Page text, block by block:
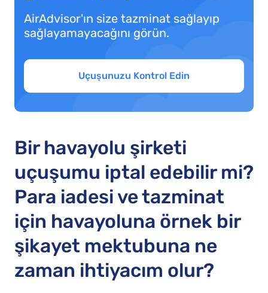
AirAdvisor'ın size tazminat sağlayıp
sağlayamayacağını görün.
Uçuşunuzu Kontrol Edin
Bir havayolu şirketi
uçuşumu iptal edebilir mi?
Para iadesi ve tazminat
için havayoluna örnek bir
şikayet mektubuna ne
zaman ihtiyacım olur?